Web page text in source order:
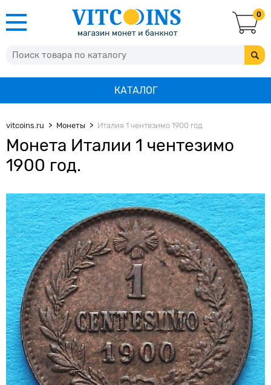
0
КАТАЛОГ
vitcoins.ru Монеты Италия 1 чентезимо 1900 год.
Монета Италии 1 чентезимо
1900 год.